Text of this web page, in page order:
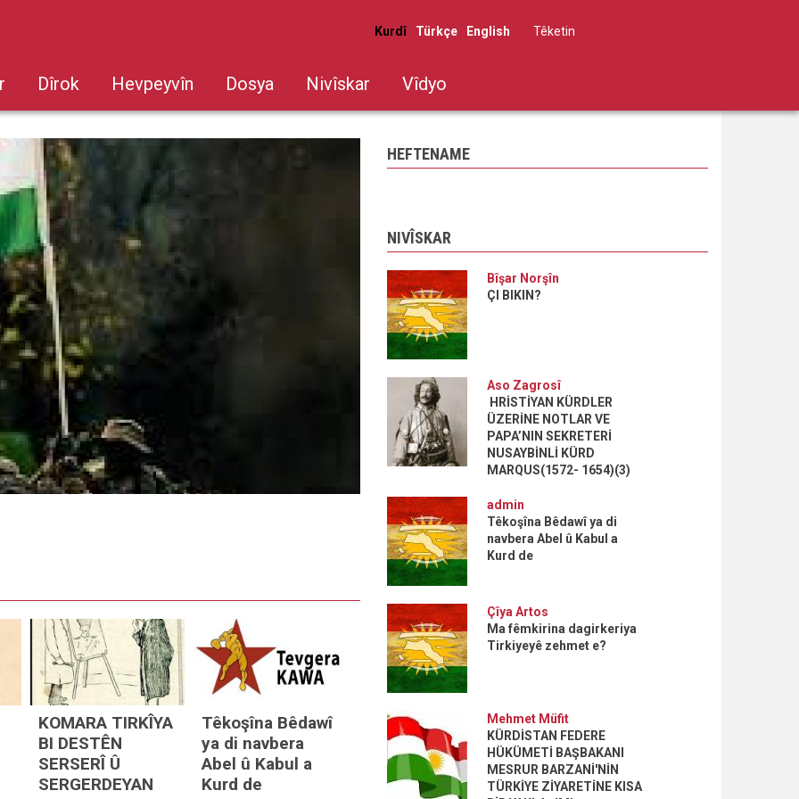
Kurdî Türkçe English
User
menu
Têketin
Dîrok Hevpeyvîn Dosya Nivîskar Vîdyo
û Kabul a Kurd de
Güney Kürdistan Yönetimi ve PKK
XWEDA ŞID BIGIR!
e?
KOMARA TIRKÎYA
BI DESTÊN
SERSERÎ Û
SERGERDEYAN
Têkoşîna Bêdawî
ya di navbera
Abel û Kabul a
Kurd de
HEFTENAME
NIVÎSKAR
Bîşar Norşîn
ÇI BIKIN?
Aso Zagrosî
HRİSTİYAN KÜRDLER
ÜZERİNE NOTLAR VE
PAPA’NIN SEKRETERİ
NUSAYBİNLİ KÜRD
MARQUS(1572- 1654)(3)
admin
Têkoşîna Bêdawî ya di
navbera Abel û Kabul a
Kurd de
Çîya Artos
Ma fêmkirina dagirkeriya
Tirkiyeyê zehmet e?
Mehmet Müfit
KÜRDİSTAN FEDERE
HÜKÜMETİ BAŞBAKANI
MESRUR BARZANİ'NİN
TÜRKİYE ZİYARETİNE KISA